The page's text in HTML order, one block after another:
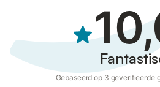
Gebaseerd op 3 geverifieerde